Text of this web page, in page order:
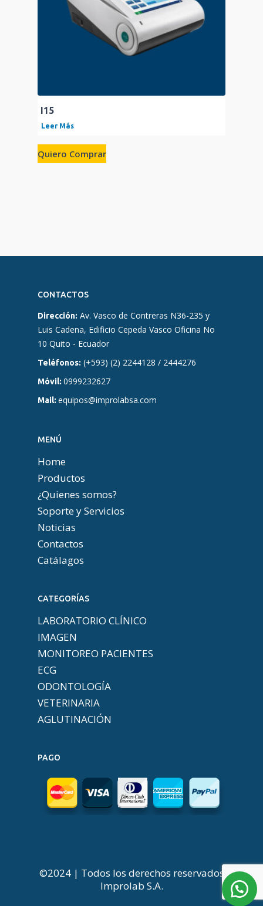
I15
Leer Más
Quiero Comprar
CONTACTOS
Dirección: Av. Vasco de Contreras N36-235 y
Luis Cadena, Edificio Cepeda Vasco Oficina No
10 Quito - Ecuador
Teléfonos: (+593) (2) 2244128 / 2444276
Móvil: 0999232627
Mail: equipos@improlabsa.com
MENÚ
Home
Productos
¿Quienes somos?
Soporte y Servicios
Noticias
Contactos
Catálagos
CATEGORÍAS
LABORATORIO CLÍNICO
IMAGEN
MONITOREO PACIENTES
ECG
ODONTOLOGÍA
VETERINARIA
AGLUTINACIÓN
PAGO
©2024 | Todos los derechos reservados
Improlab S.A.